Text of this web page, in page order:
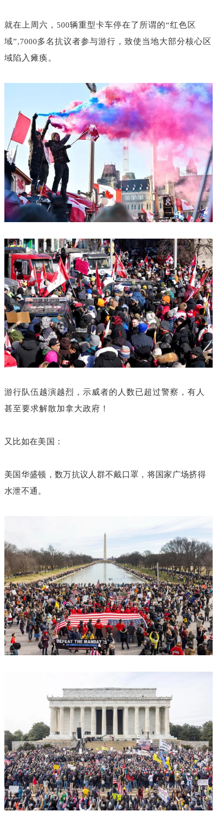
就在上周六， 500辆重型卡车停在了所谓的“红色区
域”,7000多名抗议者参与游行，致使当地大部分核心区
域陷入瘫痪。
游行队伍越演越烈，示威者的人数已超过警察，有人
甚至要求解散加拿大政府！
又比如在美国：
美国华盛顿，数万抗议人群不戴口罩，将国家广场挤得
水泄不通。